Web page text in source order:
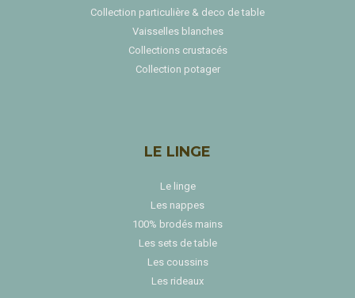
Collection particulière & deco de table
Vaisselles blanches
Collections crustacés
Collection potager
LE LINGE
Le linge
Les nappes
100% brodés mains
Les sets de table
Les coussins
Les rideaux